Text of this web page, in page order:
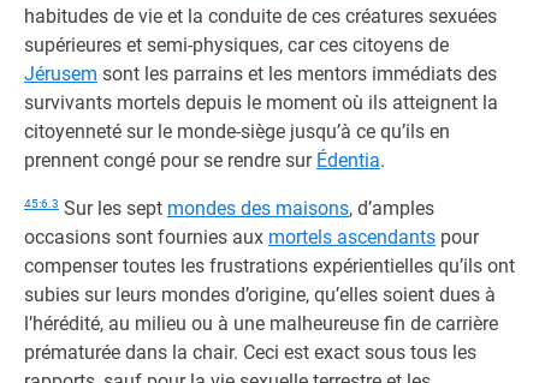
habitudes de vie et la conduite de ces créatures sexuées
supérieures et semi-physiques, car ces citoyens de
Jérusem sont les parrains et les mentors immédiats des
survivants mortels depuis le moment où ils atteignent la
citoyenneté sur le monde-siège jusqu’à ce qu’ils en
prennent congé pour se rendre sur Édentia.
45:6.3 Sur les sept mondes des maisons, d’amples
occasions sont fournies aux mortels ascendants pour
compenser toutes les frustrations expérientielles qu’ils ont
subies sur leurs mondes d’origine, qu’elles soient dues à
l’hérédité, au milieu ou à une malheureuse fin de carrière
prématurée dans la chair. Ceci est exact sous tous les